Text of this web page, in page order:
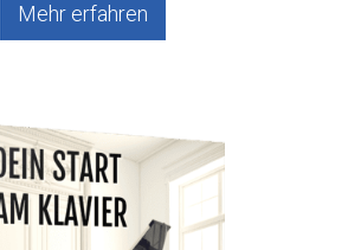
Mehr erfahren